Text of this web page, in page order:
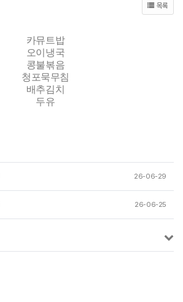
목록
카뮤트밥
오이냉국
콩불볶음
청포묵무침
배추김치
두유
26-06-29
26-06-25